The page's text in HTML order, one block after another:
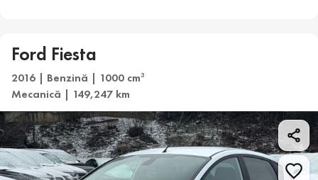
Ford Fiesta
2016 | Benzină | 1000 cm3
Mecanică | 149,247 km